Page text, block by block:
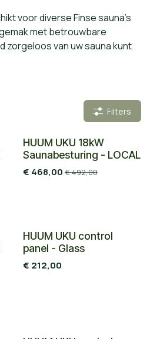
voor diverse Finse sauna’s
met betrouwbare
zorgeloos van uw sauna kunt
Filters
HUUM UKU 18kW
Saunabesturing - LOCAL
€ 468,00 €492,00
HUUM UKU control
panel - Glass
€ 212,00